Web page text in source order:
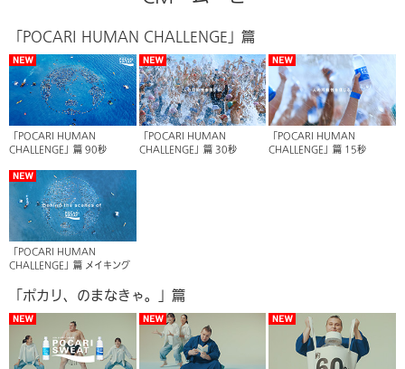
「POCARI HUMAN CHALLENGE」篇
「POCARI HUMAN
CHALLENGE」篇 90秒
「POCARI HUMAN
CHALLENGE」篇 30秒
「POCARI HUMAN
CHALLENGE」篇 15秒
「POCARI HUMAN
CHALLENGE」篇 メイキング
「ポカリ、のまなきゃ。」篇